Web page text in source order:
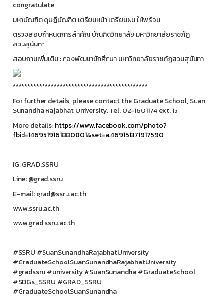
congratulate
มหาบัณฑิต ดุษฎีบัณฑิต เตรียมหน้า เตรียมผม ให้พร้อม
ตรวจสอบกำหนดการสำคัญ บัณฑิตวิทยาลัย มหาวิทยาลัยราชภัฏ
สวนสุนันทา
สอบถามเพิ่มเติม : กองพัฒนานักศึกษา มหาวิทยาลัยราชภัฏสวนสุนันทา
**********************************************
For further details, please contact the Graduate School, Suan
Sunandha Rajabhat University. Tel. 02-1601174 ext. 15
More details:https://www.facebook.com/photo?
fbid=1469519161880801&set=a.469151371917590
IG: GRAD.SSRU
Line: @grad.ssru
E-mail: grad@ssru.ac.th
www.ssru.ac.th
www.grad.ssru.ac.th
#SSRU #SuanSunandhaRajabhatUniversity
#GraduateSchoolSuanSunandhaRajabhatUniversity
#gradssru #university #SuanSunandha #GraduateSchool
#SDGs_SSRU #GRAD_SSRU
#GraduateSchoolSuanSunandha